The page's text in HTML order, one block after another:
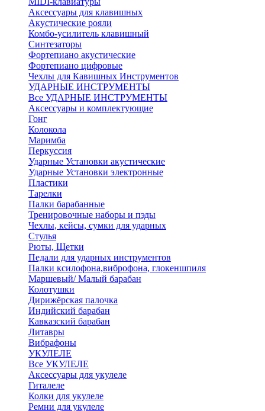
Аксессуары для клавишных
Акустические рояли
Комбо-усилитель клавишный
Синтезаторы
Фортепиано акустические
Фортепиано цифровые
Чехлы для Кавишных Инструментов
УДАРНЫЕ ИНСТРУМЕНТЫ
Все УДАРНЫЕ ИНСТРУМЕНТЫ
Аксессуары и комплектующие
Гонг
Колокола
Маримба
Перкуссия
Ударные Установки акустические
Ударные Установки электронные
Пластики
Тарелки
Палки барабанные
Тренировочные наборы и пэды
Чехлы, кейсы, сумки для ударных
Стулья
Рюты, Щетки
Педали для ударных инструментов
Палки ксилофона,виброфона, глокеншпиля
Маршевый/ Малый барабан
Колотушки
Дирижёрская палочка
Индийский барабан
Кавказский барабан
Литавры
Вибрафоны
УКУЛЕЛЕ
Все УКУЛЕЛЕ
Аксессуары для укулеле
Гиталеле
Колки для укулеле
Ремни для укулеле